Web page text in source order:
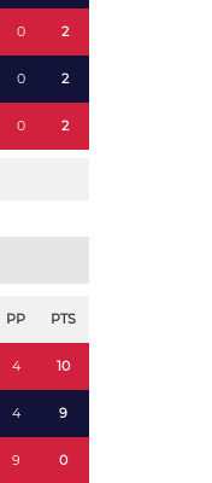
0 2
0 2
0 2
PP PTS
4 10
4 9
9 0